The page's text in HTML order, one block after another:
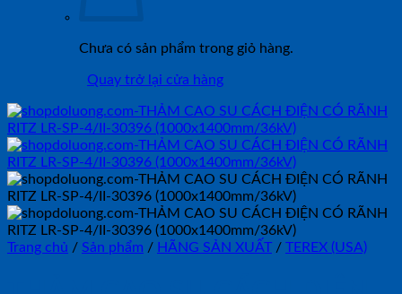
Chưa có sản phẩm trong giỏ hàng.
Quay trở lại cửa hàng
Trang chủ / Sản phẩm / HÃNG SẢN XUẤT / TEREX (USA)